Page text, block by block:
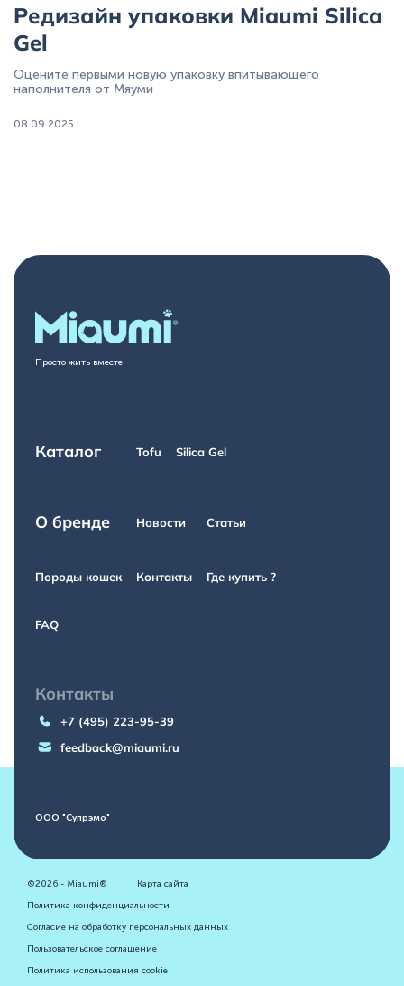
Редизайн упаковки Miaumi Silica
Gel
Оцените первыми новую упаковку впитывающего
наполнителя от Мяуми
08.09.2025
Просто жить вместе!
Каталог Tofu Silica Gel
О бренде Новости Статьи
Породы кошек Контакты Где купить ?
FAQ
Контакты
+7 (495) 223-95-39
feedback@miaumi.ru
ООО "Супрэмо"
©2026 - Miaumi®
Карта сайта
Политика конфиденциальности
Согласие на обработку персональных данных
Пользовательское соглашение
Политика использования cookie